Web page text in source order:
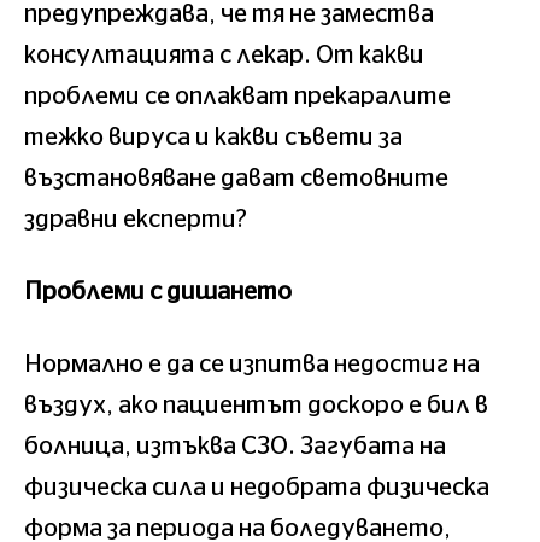
предупреждава, че тя не замества
консултацията с лекар. От какви
проблеми се оплакват прекаралите
тежко вируса и какви съвети за
възстановяване дават световните
здравни експерти?
Проблеми с дишането
Нормално е да се изпитва недостиг на
въздух, ако пациентът доскоро е бил в
болница, изтъква СЗО. Загубата на
физическа сила и недобрата физическа
форма за периода на боледуването,